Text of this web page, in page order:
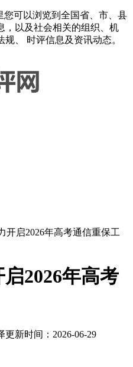
您可以浏览到全国省、市、县
，以及社会相关的组织、机
、 时评信息及资讯动态。
开启2026年高考通信重保工
2026年高考
更新时间：2026-06-29